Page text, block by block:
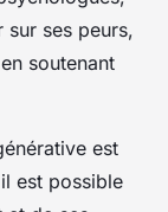
ses peurs,
soutenant
est
est possible